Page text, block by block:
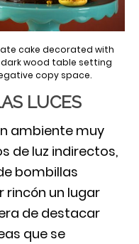
cake decorated with
wood table setting
copy space.
LUCES
ambiente muy
de luz indirectos,
bombillas
rincón un lugar
de destacar
que se